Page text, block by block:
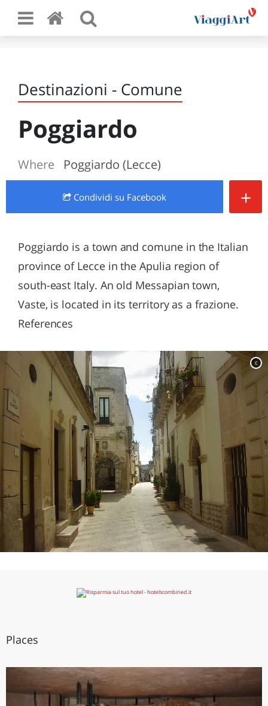
Destinazioni - Comune
Poggiardo
Where Poggiardo (Lecce)
Condividi su Facebook +
Poggiardo is a town and comune in the Italian
province of Lecce in the Apulia region of
south-east Italy. An old Messapian town,
Vaste, is located in its territory as a frazione.
References
c
Places